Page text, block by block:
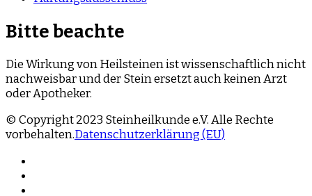
Bitte beachte
Die Wirkung von Heilsteinen ist wissenschaftlich nicht
nachweisbar und der Stein ersetzt auch keinen Arzt
oder Apotheker.
© Copyright 2023 Steinheilkunde e.V. Alle Rechte
vorbehalten.Datenschutzerklärung (EU)